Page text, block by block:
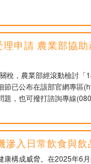
申請 農業部協
稅，農業部經滾動檢討「
已公布在該部官網專區
題，也可撥打諮詢專線
滲入日常飲食與飲
康構成威脅。在2025年6